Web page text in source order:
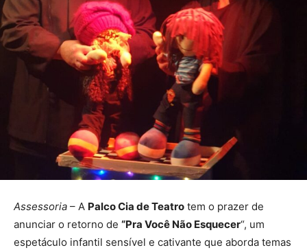
Assessoria – A Palco Cia de Teatro tem o prazer de
anunciar o retorno de “Pra Você Não Esquecer“, um
espetáculo infantil sensível e cativante que aborda temas